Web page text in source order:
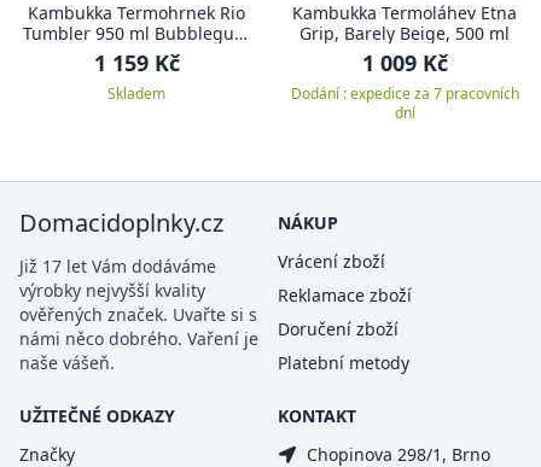
Kambukka Termohrnek Rio
Tumbler 950 ml Bubblegum
Mint
1 159 Kč
Skladem
Kambukka Termoláhev Etna
Grip, Barely Beige, 500 ml
1 009 Kč
Dodání : expedice za 7 pracovních
dní
Domacidoplnky.cz
Již 17 let Vám dodáváme
výrobky nejvyšší kvality
ověřených značek. Uvařte si s
námi něco dobrého. Vaření je
naše vášeň.
NÁKUP
Vrácení zboží
Reklamace zboží
Doručení zboží
Platební metody
UŽITEČNÉ ODKAZY
Značky
KONTAKT
Chopinova 298/1, Brno